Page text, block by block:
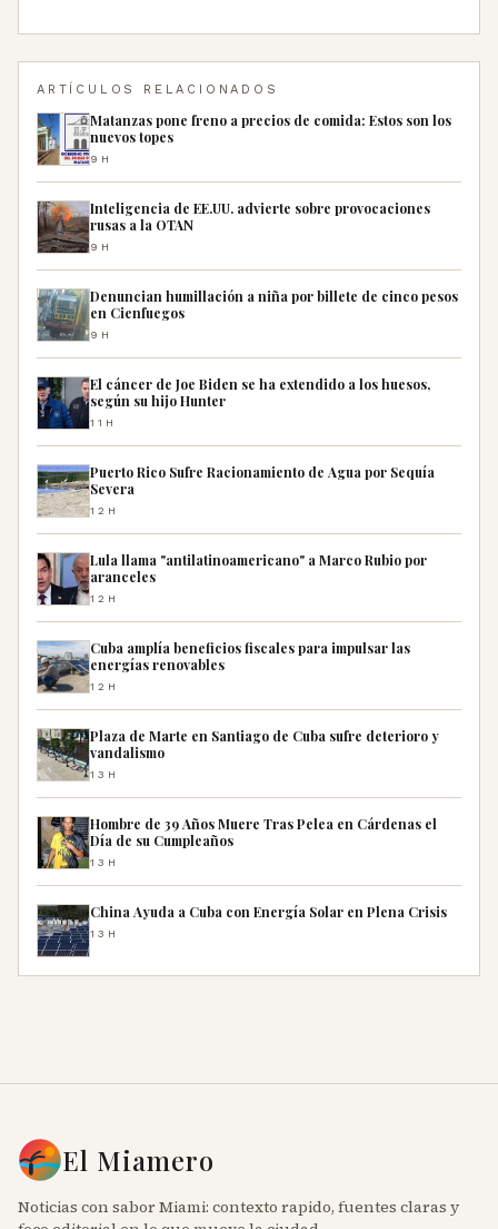
ARTÍCULOS RELACIONADOS
Matanzas pone freno a precios de comida: Estos son los
nuevos topes
9H
Inteligencia de EE.UU. advierte sobre provocaciones
rusas a la OTAN
9H
Denuncian humillación a niña por billete de cinco pesos
en Cienfuegos
9H
El cáncer de Joe Biden se ha extendido a los huesos,
según su hijo Hunter
11H
Puerto Rico Sufre Racionamiento de Agua por Sequía
Severa
12H
Lula llama "antilatinoamericano" a Marco Rubio por
aranceles
12H
Cuba amplía beneficios fiscales para impulsar las
energías renovables
12H
Plaza de Marte en Santiago de Cuba sufre deterioro y
vandalismo
13H
Hombre de 39 Años Muere Tras Pelea en Cárdenas el
Día de su Cumpleaños
13H
China Ayuda a Cuba con Energía Solar en Plena Crisis
13H
El Miamero
Noticias con sabor Miami: contexto rapido, fuentes claras y